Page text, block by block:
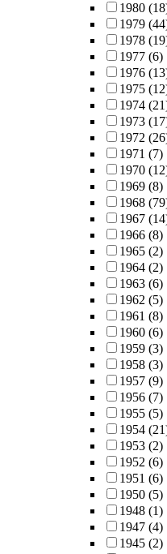
1980
1979
1978
1977 (6)
1976
1975
1974
1973
1972
1971 (7)
1970
1969 (8)
1968
1967
1966 (8)
1965 (2)
1964 (2)
1963 (6)
1962 (5)
1961 (8)
1960 (6)
1959 (3)
1958 (3)
1957 (9)
1956 (7)
1955 (5)
1954
1953 (2)
1952 (6)
1951 (6)
1950 (5)
1948 (1)
1947 (4)
1945 (2)